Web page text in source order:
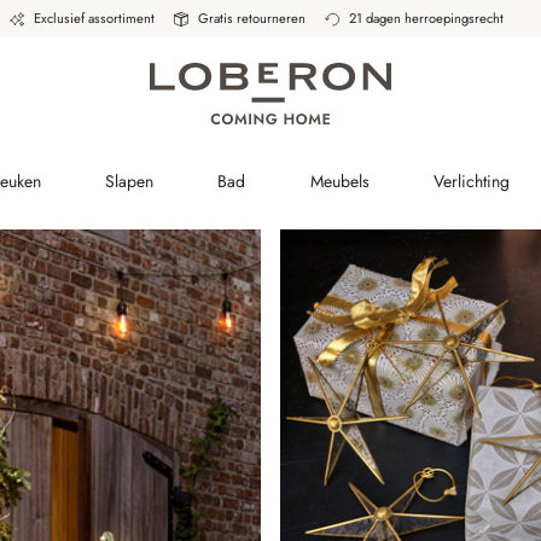
Exclusief assortiment Gratis retourneren 21 dagen herroepingsrecht
Slapen Bad Meubels Verlichting